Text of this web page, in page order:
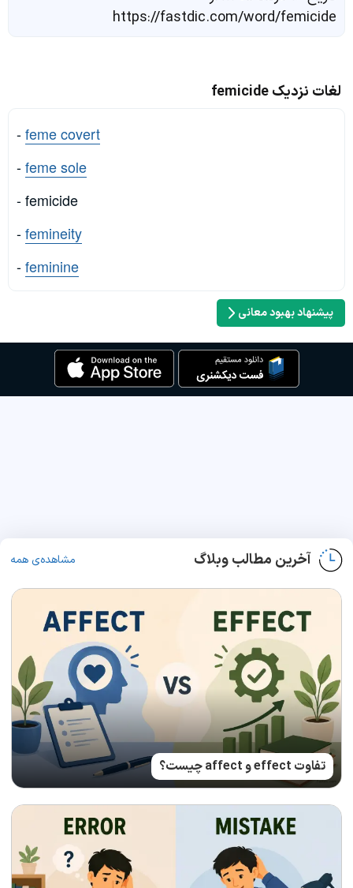
https://fastdic.com/word/femicide
لغات نزدیک femicide
-feme covert
-feme sole
- femicide
-femineity
-feminine
پیشنهاد بهبود معانی
آخرین مطالب وبلاگ مشاهده‌ی همه
تفاوت effect و affect چیست؟